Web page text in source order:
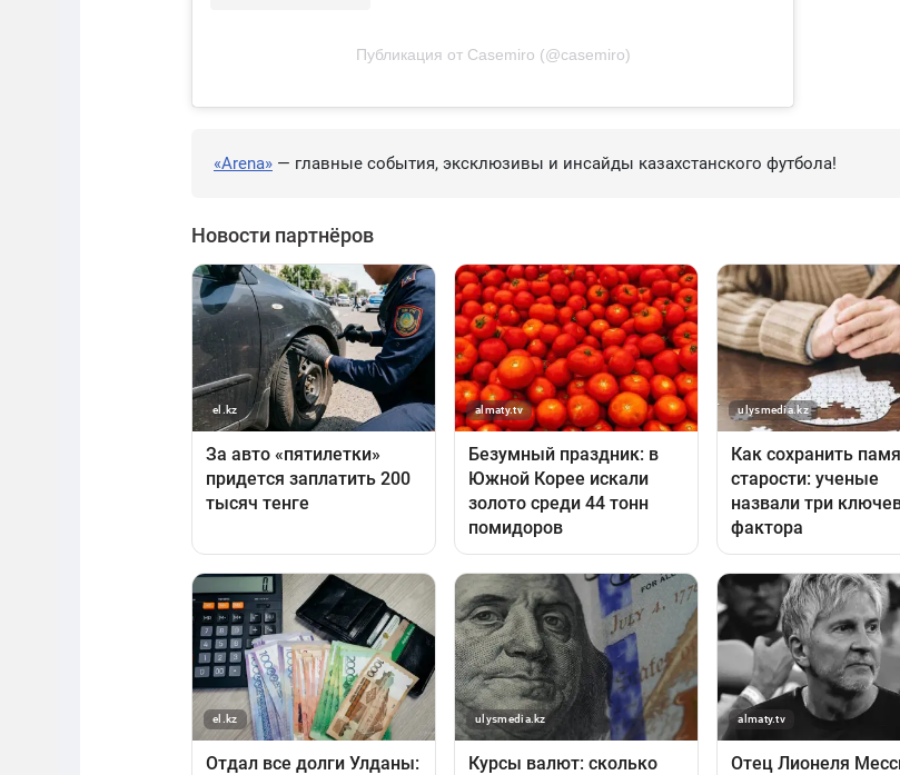
Публикация от Casemiro (@casemiro)
«Arena» — главные события, эксклюзивы и инсайды казахстанского футбола!